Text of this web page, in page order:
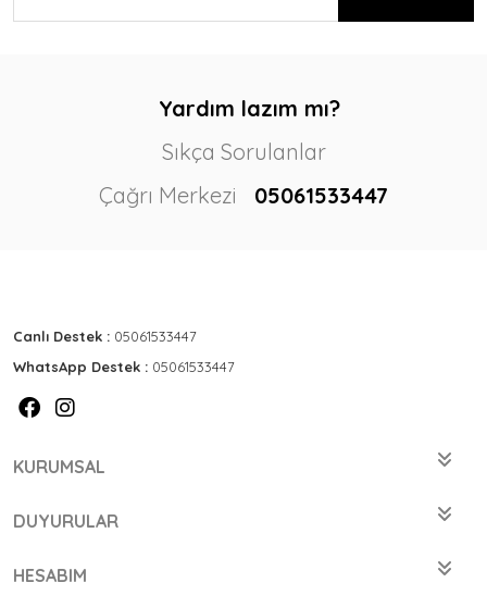
Yardım lazım mı?
Sıkça Sorulanlar
Çağrı Merkezi
05061533447
Canlı Destek : 05061533447
WhatsApp Destek : 05061533447
KURUMSAL
DUYURULAR
HESABIM